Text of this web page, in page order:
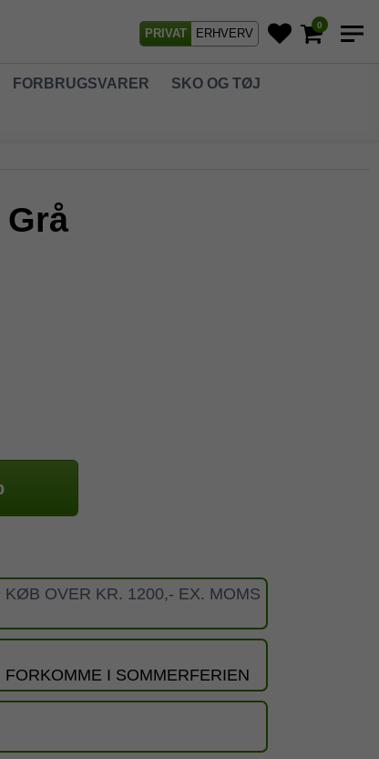
PRIVAT ERHVERV
0
FORBRUGSVARER SKO OG TØJ
OVER KR. 1200,- EX. MOMS
I SOMMERFERIEN